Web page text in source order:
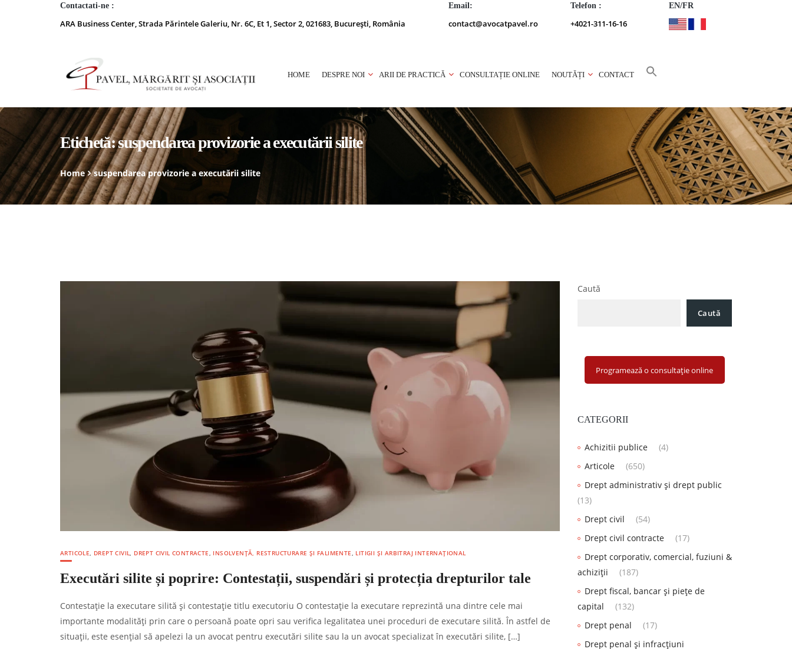
Contactati-ne :
ARA Business Center, Strada Părintele Galeriu, Nr. 6C, Et 1, Sector 2, 021683, București, România
Email:
contact@avocatpavel.ro
Telefon :
+4021-311-16-16
EN/FR
HOME DESPRE NOI ARII DE PRACTICĂ CONSULTAȚIE ONLINE NOUTĂȚI CONTACT
Etichetă:suspendarea provizorie a executării silite
Home suspendarea provizorie a executării silite
ARTICOLE DREPT CIVIL DREPT CIVIL CONTRACTE INSOLVENȚĂ, RESTRUCTURARE ȘI FALIMENTE LITIGII ȘI ARBITRAJ INTERNAȚIONAL
Executări silite și poprire: Contestații, suspendări și protecția drepturilor tale
Contestație la executare silită și contestație titlu executoriu O contestație la executare reprezintă una dintre cele mai
importante modalități prin care o persoană poate opri sau verifica legalitatea unei proceduri de executare silită. În astfel de
situații, este esențial să apelezi la un avocat pentru executări silite sau la un avocat specializat în executări silite, […]
Caută
Caută
Programează o consultație online
CATEGORII
Achizitii publice
(4)
Articole
(650)
Drept administrativ și drept public
(13)
Drept civil
(54)
Drept civil contracte
(17)
Drept corporativ, comercial, fuziuni &
achiziții
(187)
Drept fiscal, bancar și piețe de
capital
(132)
Drept penal
(17)
Drept penal și infracțiuni